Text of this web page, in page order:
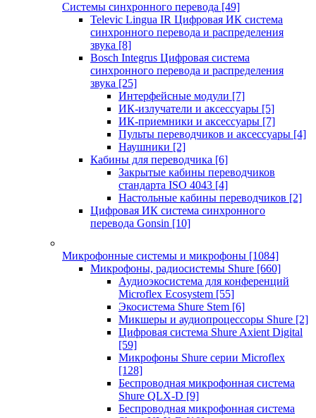
Системы синхронного перевода [49]
Televic Lingua IR Цифровая ИК система
синхронного перевода и распределения
звука [8]
Bosch Integrus Цифровая система
синхронного перевода и распределения
звука [25]
Интерфейсные модули [7]
ИК-излучатели и аксессуары [5]
ИК-приемники и аксессуары [7]
Пульты переводчиков и аксессуары [4]
Наушники [2]
Кабины для переводчика [6]
Закрытые кабины переводчиков
стандарта ISO 4043 [4]
Настольные кабины переводчиков [2]
Цифровая ИК система синхронного
перевода Gonsin [10]
Микрофонные системы и микрофоны [1084]
Микрофоны, радиосистемы Shure [660]
Аудиоэкосистема для конференций
Microflex Ecosystem [55]
Экосистема Shure Stem [6]
Микшеры и аудиопроцессоры Shure [2]
Цифровая система Shure Axient Digital
[59]
Микрофоны Shure серии Microflex
[128]
Беспроводная микрофонная система
Shure QLX-D [9]
Беспроводная микрофонная система